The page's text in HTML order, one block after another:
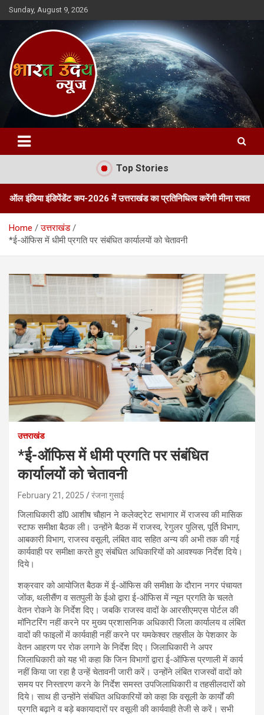
Skip
to
Sunday, August 9, 2026
Bharat Uday News
Top Stories
कप-2026 में उत्तराखंड का प्रतिनिधित्व करेंगी मीना रावत तीन
Home
उत्तराखंड
*ई-ऑफिस में धीमी प्रगति पर संबंधित कार्यालयों को चेतावनी
उत्तराखंड
*ई-ऑफिस में धीमी प्रगति पर संबंधित
कार्यालयों को चेतावनी
February 21, 2025 रंजना गुसाई
जिलाधिकारी डॉ0 आशीष चौहान ने कलेक्ट्रेट सभागार में राजस्व की मासिक
स्टाफ समीक्षा बैठक ली। उन्होंने बैठक में राजस्व, रेगुलर पुलिस, पूर्ति विभाग,
आबकारी विभाग, राजस्व वसूली, लंबित वाद सहित अन्य की अभी तक की गई
कार्यवाही पर समीक्षा करते हुए संबंधित अधिकारियों को आवश्यक निर्देश दिये।
दिये।
शक्रवार को आयोजित बैठक में ई-ऑफिस की समीक्षा के दौरान नगर पंचायत
जोंक, थलीसैंण व सतपुली के ईओ द्वारा ई-ऑफिस में न्यून प्रगति के चलते
वेतन रोकने के निर्देश दिए। जबकि राजस्व वादों के आरसीएमएस पोर्टल की
मॉनिटरिंग नहीं करने पर मुख्य प्रशासनिक अधिकारी जिला कार्यालय व लंबित
वादों की फाइलों में कार्यवाही नहीं करने पर यमकेश्वर तहसील के पेशकार के
वेतन आहरण पर रोक लगाने के निर्देश दिए। जिलाधिकारी ने अपर
जिलाधिकारी को यह भी कहा कि जिन विभागों द्वारा ई-ऑफिस प्रणाली में कार्य
नहीं किया जा रहा है उन्हें चेतावनी जारी करें। उन्होंने लंबित राजस्वों वादों को
समय पर निस्तारण करने के निर्देश समस्त उपजिलाधिकारी व तहसीलदारों को
दिये। साथ ही उन्होंने संबंधित अधिकारियों को कहा कि वसूली के कार्यों की
प्रगति बढ़ाने व बड़े बकायादारों पर वसूली की कार्यवाही तेजी से करें। सभी